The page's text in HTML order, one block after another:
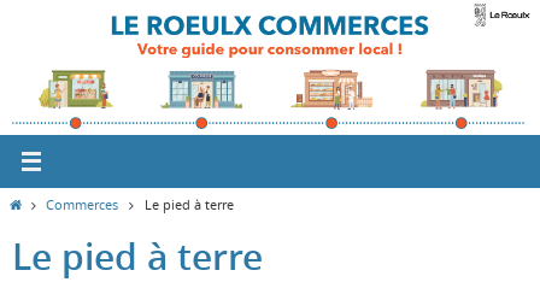
contenu
HomeCommerces Le pied à terre
Le pied à terre